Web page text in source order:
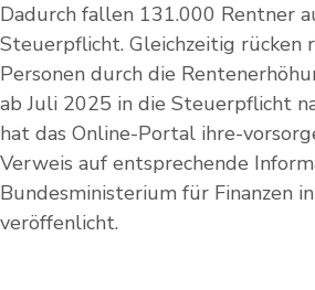
Dadurch fallen 131.000 Rentner
Steuerpflicht. Gleichzeitig rücken
Personen durch die
ab Juli 2025 in die Steuerpflicht
hat das Online-Portal ihre-
Verweis auf entsprechende
Bundesministerium für Finanzen
veröffenlicht.